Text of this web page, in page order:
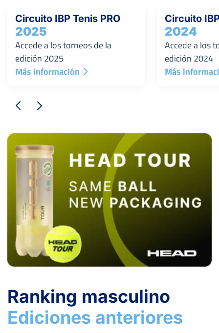
Circuito IBP Tenis PRO
2025
Accede a los torneos de la
edición 2025
Más información
Circuito
2024
Accede a los
edición 2024
Más
Ranking masculino
Ediciones anteriores